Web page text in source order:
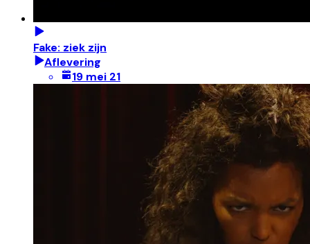
Fake: ziek zijn
Aflevering
19 mei 21